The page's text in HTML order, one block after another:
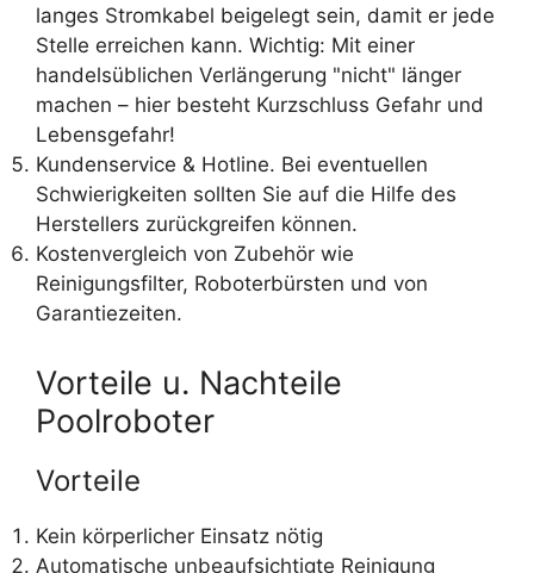
langes Stromkabel beigelegt sein, damit er jede
Stelle erreichen kann. Wichtig: Mit einer
handelsüblichen Verlängerung "nicht" länger
machen – hier besteht Kurzschluss Gefahr und
Lebensgefahr!
Kundenservice & Hotline. Bei eventuellen
Schwierigkeiten sollten Sie auf die Hilfe des
Herstellers zurückgreifen können.
Kostenvergleich von Zubehör wie
Reinigungsfilter, Roboterbürsten und von
Garantiezeiten.
Vorteile u. Nachteile
Poolroboter
Vorteile
Kein körperlicher Einsatz nötig
Automatische unbeaufsichtigte Reinigung